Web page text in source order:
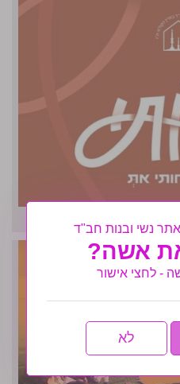
נשים?
נשי ובנות חב"ד
אשה?
- לחצי אישור
לא